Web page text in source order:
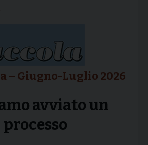
– Giugno-Luglio 2026
avviato un
processo